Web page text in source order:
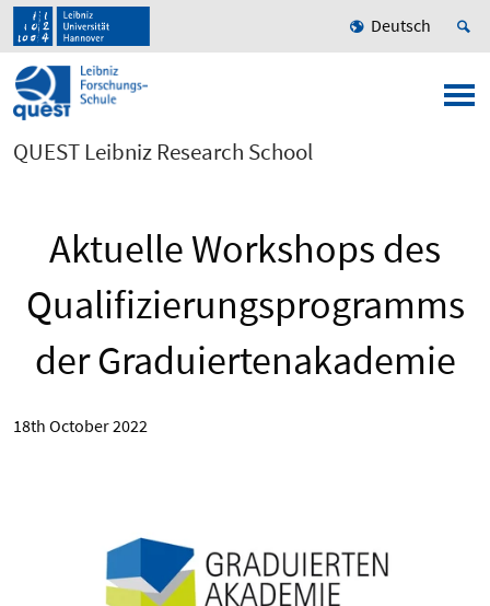
Deutsch
QUEST Leibniz Research School
Aktuelle Workshops des
Qualifizierungsprogramms
der Graduiertenakademie
18th October 2022